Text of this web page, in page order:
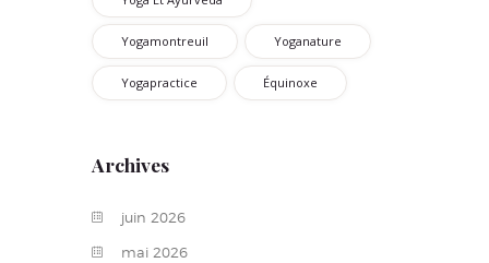
Yogamontreuil Yoganature
Yogapractice Équinoxe
Archives
juin 2026
mai 2026